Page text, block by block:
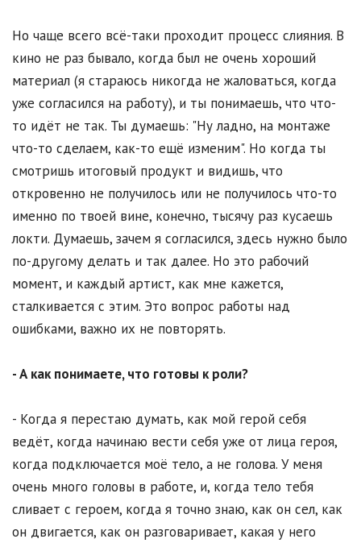
Но чаще всего всё-таки проходит процесс слияния. В
кино не раз бывало, когда был не очень хороший
материал (я стараюсь никогда не жаловаться, когда
уже согласился на работу), и ты понимаешь, что что-
то идёт не так. Ты думаешь: "Ну ладно, на монтаже
что-то сделаем, как-то ещё изменим". Но когда ты
смотришь итоговый продукт и видишь, что
откровенно не получилось или не получилось что-то
именно по твоей вине, конечно, тысячу раз кусаешь
локти. Думаешь, зачем я согласился, здесь нужно было
по-другому делать и так далее. Но это рабочий
момент, и каждый артист, как мне кажется,
сталкивается с этим. Это вопрос работы над
ошибками, важно их не повторять.
- А как понимаете, что готовы к роли?
- Когда я перестаю думать, как мой герой себя
ведёт, когда начинаю вести себя уже от лица героя,
когда подключается моё тело, а не голова. У меня
очень много головы в работе, и, когда тело тебя
сливает с героем, когда я точно знаю, как он сел, как
он двигается, как он разговаривает, какая у него